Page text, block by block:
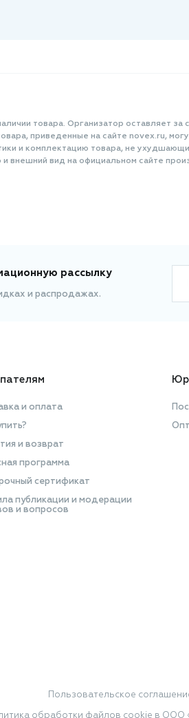
товара. Организатор оставляет
приведенные на сайте novex.ru,
и комплектацию товара, не
внешний вид на официальном сайте
рассылку
и распродажах.
и оплата
и возврат
программа
сертификат
публикации и модерации
и вопросов
Пользовательское
обработки файлов cookie в ООО